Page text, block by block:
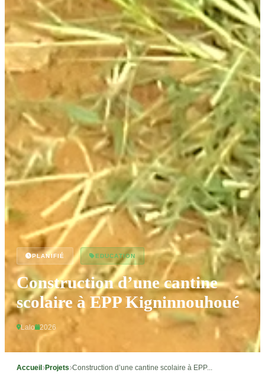
PLANIFIÉ EDUCATION
Construction d’une cantine
scolaire à EPP Kigninnouhoué
Lalo 2026
Accueil Projets Construction d’une cantine scolaire à EPP...